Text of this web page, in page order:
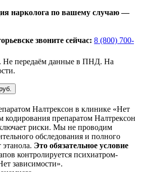
нарколога по вашему случаю —
звоните сейчас: 8 (800) 700-
Не передаём данные в ПНД. На
Налтрексон в клинике «Нет
кодирования препаратом Налтрексон
риски. Мы не проводим
обследования и полного
Это обязательное условие
контролируется психиатром-
зависимости».